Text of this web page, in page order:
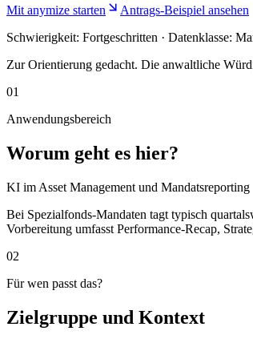
Mit anymize starten
Antrags-Beispiel ansehen
Schwierigkeit: Fortgeschritten · Datenklasse:
Zur Orientierung gedacht. Die anwaltliche
01
Anwendungsbereich
Worum geht es hier?
KI im Asset Management und Mandatsreporting
Bei Spezialfonds-Mandaten tagt typisch
Vorbereitung umfasst Performance-Recap,
02
Für wen passt das?
Zielgruppe und Kontext